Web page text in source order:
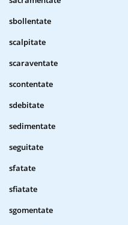
sbollentate
scalpitate
scaraventate
scontentate
sdebitate
sedimentate
seguitate
sfatate
sfiatate
sgomentate